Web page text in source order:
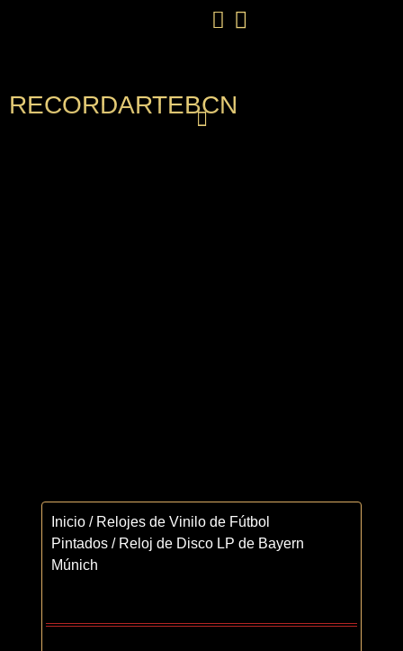
RECORDARTEBCN
Inicio / Relojes de Vinilo de Fútbol
Pintados / Reloj de Disco LP de Bayern
Múnich